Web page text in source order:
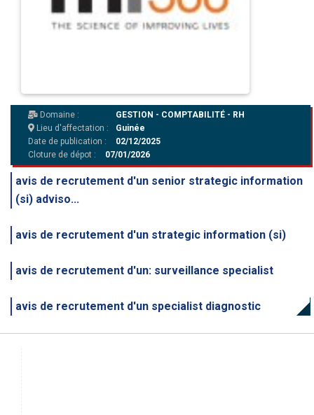
Domaine :
GESTION - COMPTABILITÉ - RH
Lieu d'affectation :
Guinée
Date de publication :
02/12/2025
Cloture de dépot :
07/01/2026
avis de recrutement d'un senior strategic information
(si) adviso...
avis de recrutement d'un strategic information (si)
avis de recrutement d'un: surveillance specialist
avis de recrutement d'un specialist diagnostic